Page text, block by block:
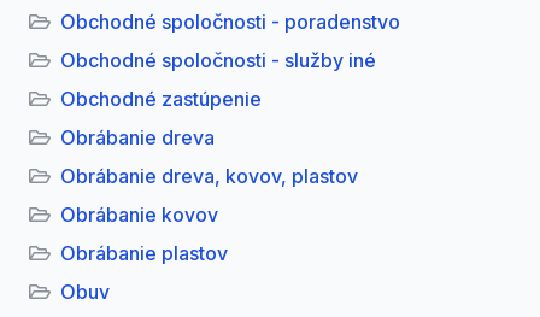
Obchodné spoločnosti - poradenstvo
Obchodné spoločnosti - služby iné
Obchodné zastúpenie
Obrábanie dreva
Obrábanie dreva, kovov, plastov
Obrábanie kovov
Obrábanie plastov
Obuv